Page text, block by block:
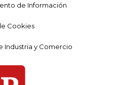
de Información
Cookies
Industria y Comercio